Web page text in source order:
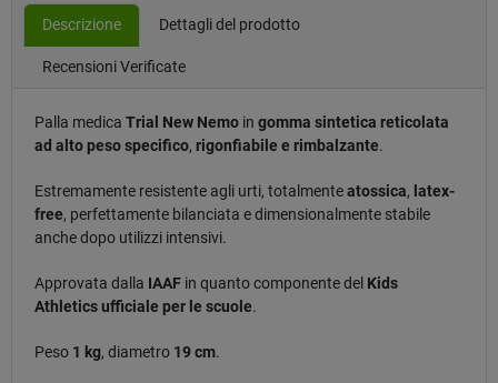
Descrizione Dettagli del prodotto
Recensioni Verificate
Palla medica Trial New Nemo in gomma sintetica reticolata
ad alto peso specifico, rigonfiabile e rimbalzante.
Estremamente resistente agli urti, totalmenteatossica, latex-
free, perfettamente bilanciata e dimensionalmente stabile
anche dopo utilizzi intensivi.
Approvata dalla IAAF in quanto componente del Kids
Athletics ufficiale per le scuole.
Peso 1 kg, diametro 19 cm.